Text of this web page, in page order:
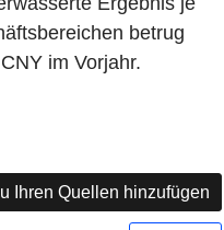
betrug
im Vorjahr.
Ihren Quellen hinzufügen